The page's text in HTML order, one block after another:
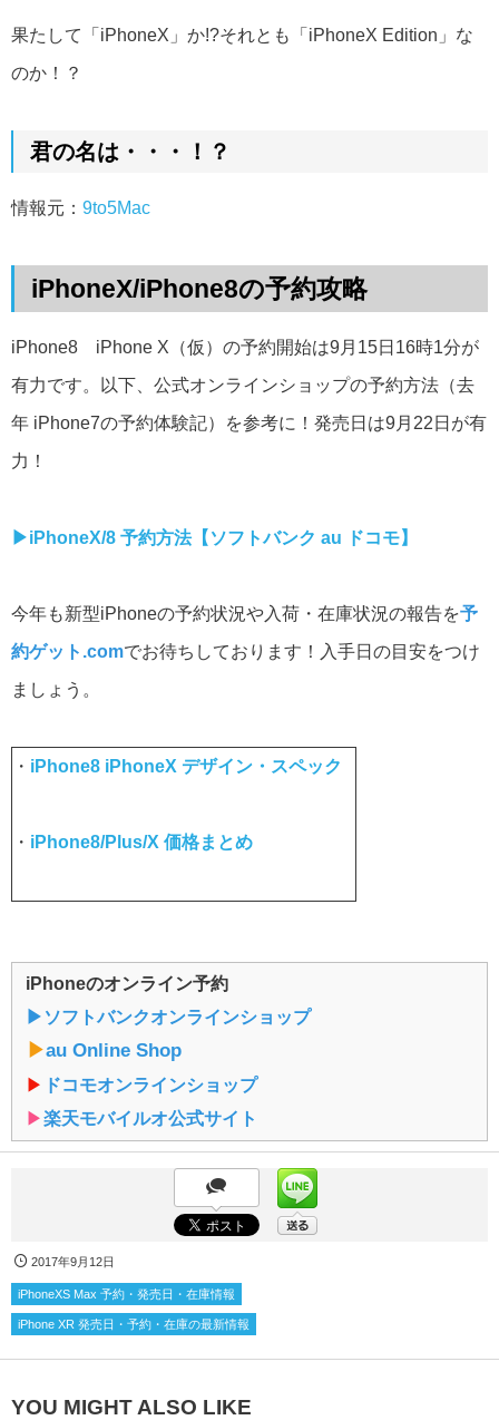
果たして「iPhoneX」か!?それとも「iPhoneX Edition」な
のか！？
君の名は・・・！？
情報元： 9to5Mac
iPhoneX/iPhone8の予約攻略
iPhone8 iPhone X（仮）の予約開始は9月15日16時1分が
有力です。以下、公式オンラインショップの予約方法（去
年 iPhone7の予約体験記）を参考に！発売日は9月22日が有
力！
▶︎iPhoneX/8 予約方法【ソフトバンク au ドコモ】
今年も新型iPhoneの予約状況や入荷・在庫状況の報告を予
約ゲット.comでお待ちしております！入手日の目安をつけ
ましょう。
・ iPhone8 iPhoneX デザイン・スペック
・ iPhone8/Plus/X 価格まとめ
iPhoneのオンライン予約
▶︎ソフトバンクオンラインショップ
▶︎au Online Shop
▶︎ ドコモオンラインショップ
▶︎楽天モバイルオ公式サイト
2017年9月12日
iPhoneXS Max 予約・発売日・在庫情報
iPhone XR 発売日・予約・在庫の最新情報
YOU MIGHT ALSO LIKE